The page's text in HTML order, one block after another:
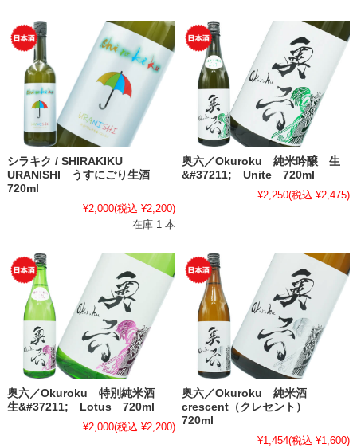
シラキク / SHIRAKIKU
URANISHI うすにごり生酒
720ml
¥2,000(税込 ¥2,200)
在庫 1 本
奥六／Okuroku 純米吟醸 生
&#37211; Unite 720ml
¥2,250(税込 ¥2,475)
奥六／Okuroku 特別純米酒
生&#37211; Lotus 720ml
¥2,000(税込 ¥2,200)
奥六／Okuroku 純米酒
crescent（クレセント）
720ml
¥1,454(税込 ¥1,600)